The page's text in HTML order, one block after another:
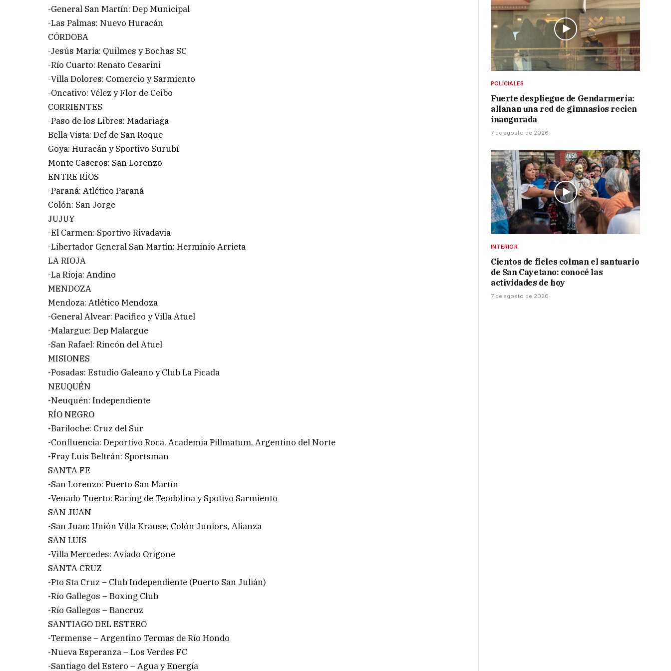
-General San Martín: Dep Municipal
-Las Palmas: Nuevo Huracán
CÓRDOBA
-Jesús María: Quilmes y Bochas SC
-Río Cuarto: Renato Cesarini
-Villa Dolores: Comercio y Sarmiento
-Oncativo: Vélez y Flor de Ceibo
CORRIENTES
-Paso de los Libres: Madariaga
Bella Vista: Def de San Roque
Goya: Huracán y Sportivo Surubí
Monte Caseros: San Lorenzo
ENTRE RÍOS
-Paraná: Atlético Paraná
Colón: San Jorge
JUJUY
-El Carmen: Sportivo Rivadavia
-Libertador General San Martín: Herminio Arrieta
LA RIOJA
-La Rioja: Andino
MENDOZA
Mendoza: Atlético Mendoza
-General Alvear: Pacifico y Villa Atuel
-Malargue: Dep Malargue
-San Rafael: Rincón del Atuel
MISIONES
-Posadas: Estudio Galeano y Club La Picada
NEUQUÉN
-Neuquén: Independiente
RÍO NEGRO
-Bariloche: Cruz del Sur
-Confluencia: Deportivo Roca, Academia Pillmatum, Argentino del Norte
-Fray Luis Beltrán: Sportsman
SANTA FE
-San Lorenzo: Puerto San Martín
-Venado Tuerto: Racing de Teodolina y Spotivo Sarmiento
SAN JUAN
-San Juan: Unión Villa Krause, Colón Juniors, Alianza
SAN LUIS
-Villa Mercedes: Aviado Origone
SANTA CRUZ
-Pto Sta Cruz – Club Independiente (Puerto San Julián)
-Río Gallegos – Boxing Club
-Río Gallegos – Bancruz
SANTIAGO DEL ESTERO
-Termense – Argentino Termas de Río Hondo
-Nueva Esperanza – Los Verdes FC
-Santiago del Estero – Agua y Energía
POLICIALES
Fuerte despliegue de Gendarmería:
allanan una red de gimnasios recien
inaugurada
7 de agosto de 2026
INTERIOR
Cientos de fieles colman el santuario
de San Cayetano: conocé las
actividades de hoy
7 de agosto de 2026